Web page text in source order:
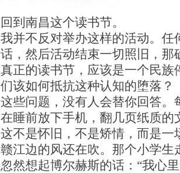
回到南昌这个读书节。
我并不反对举办这样的活动。
话，然后活动结束一切照旧，那
真正的读书节，应该是一个民
们该如何抵抗这种认知的堕落？
这些问题，没有人会替你回答
在睡前放下手机，翻几页纸质的
这不是怀旧，不是矫情，而是
赣江边的风还在吹。那个小学生
忽然想起博尔赫斯的话：“我心